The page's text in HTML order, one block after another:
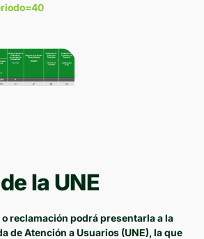
la UNE
reclamación podrá presentarla a la
de Atención a Usuarios (UNE), la que